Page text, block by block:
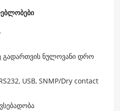
გადართვის ნულოვანი დრო
USB, SNMP/Dry contact